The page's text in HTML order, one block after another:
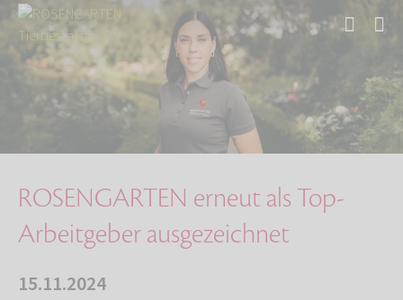
Über uns
Aktuelles
ROSENGARTEN erneut als Top-Arbeitgeber ausgez…
ROSENGARTEN erneut als Top-
Arbeitgeber ausgezeichnet
15.11.2024